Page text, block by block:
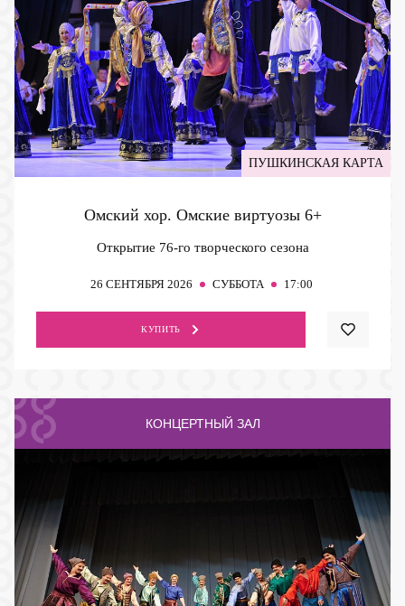
ПУШКИНСКАЯ КАРТА
Омский хор. Омские виртуозы 6+
Открытие 76-го творческого сезона
26 СЕНТЯБРЯ 2026 СУББОТА 17:00
КУПИТЬ
КОНЦЕРТНЫЙ ЗАЛ